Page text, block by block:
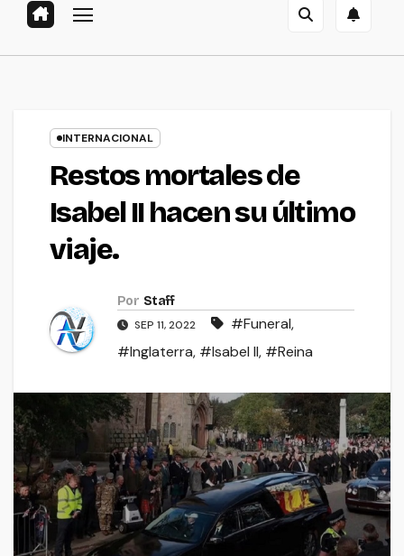
INTERNACIONAL
Restos mortales de
Isabel II hacen su último
viaje.
Por Staff
SEP 11, 2022 #Funeral,
#Inglaterra, #Isabel II, #Reina